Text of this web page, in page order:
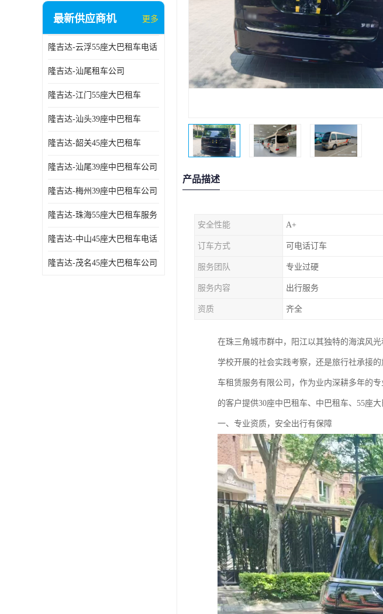
最新供应商机 更多
隆吉达-云浮55座大巴租车电话
隆吉达-汕尾租车公司
隆吉达-江门55座大巴租车
隆吉达-汕头39座中巴租车
隆吉达-韶关45座大巴租车
隆吉达-汕尾39座中巴租车公司
隆吉达-梅州39座中巴租车公司
隆吉达-珠海55座大巴租车服务
隆吉达-中山45座大巴租车电话
隆吉达-茂名45座大巴租车公司
产品描述
安全性能 A+
订车方式 可电话订车
服务团队 专业过硬
服务内容 出行服务
资质 齐全
在珠三角城市群中，阳江以其独特的海滨风
学校开展的社会实践考察，还是旅行社承接
车租赁服务有限公司，作为业内深耕多年的
的客户提供30座中巴租车、中巴租车、55座
一、专业资质，安全出行有保障